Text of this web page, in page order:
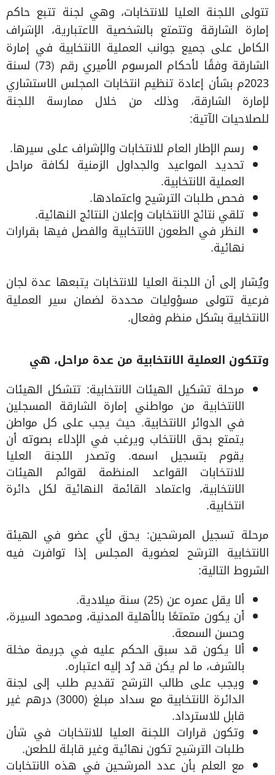
تتولى اللجنة العليا للانتخابات، وهي لجنة تتبع حاكم
إمارة الشارقة وتتمتع بالشخصية الاعتبارية، الإشراف
الكامل على جميع جوانب العملية الانتخابية في إمارة
الشارقة وفقًا لأحكام المرسوم الأميري رقم (73) لسنة
2023م بشأن إعادة تنظيم انتخابات المجلس الاستشاري
لإمارة الشارقة، وذلك من خلال ممارسة اللجنة
للصلاحيات الآتية:
رسم الإطار العام للانتخابات والإشراف على سيرها.
تحديد المواعيد والجداول الزمنية لكافة مراحل
العملية الانتخابية.
فحص طلبات الترشيح واعتمادها.
تلقي نتائج الانتخابات وإعلان النتائج النهائية.
النظر في الطعون الانتخابية والفصل فيها بقرارات
نهائية.
ويُشار إلى أن اللجنة العليا للانتخابات يتبعها عدة لجان
فرعية تتولى مسؤوليات محددة لضمان سير العملية
الانتخابية بشكل منظم وفعال.
وتتكون العملية الانتخابية من عدة مراحل، هي
مرحلة تشكيل الهيئات الانتخابية: تتشكل الهيئات
الانتخابية من مواطني إمارة الشارقة المسجلين
في الدوائر الانتخابية. حيث يجب على كل مواطن
يتمتع بحق الانتخاب ويرغب في الإدلاء بصوته أن
يقوم بتسجيل اسمه. وتصدر اللجنة العليا
للانتخابات القواعد المنظمة لقوائم الهيئات
الانتخابية، واعتماد القائمة النهائية لكل دائرة
انتخابية.
مرحلة تسجيل المرشحين: يحق لأي عضو في الهيئة
الانتخابية الترشح لعضوية المجلس إذا توافرت فيه
الشروط التالية:
ألا يقل عمره عن (25) سنة ميلادية.
أن يكون متمتعًا بالأهلية المدنية، ومحمود السيرة،
وحسن السمعة.
ألا يكون قد سبق الحكم عليه في جريمة مخلة
بالشرف، ما لم يكن قد رُد إليه اعتباره.
ويجب على طالب الترشح تقديم طلب إلى لجنة
الدائرة الانتخابية مع سداد مبلغ (3000) درهم غير
قابل للاسترداد.
وتكون قرارات اللجنة العليا للانتخابات في شأن
طلبات الترشيح تكون نهائية وغير قابلة للطعن.
مع العلم بأن عدد المرشحين في هذه الانتخابات